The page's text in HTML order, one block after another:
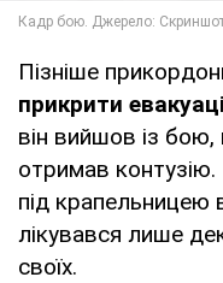
Пізніше
прикрити
він вийшов із бою,
отримав
під крапельницею
лікувався лише
своїх.